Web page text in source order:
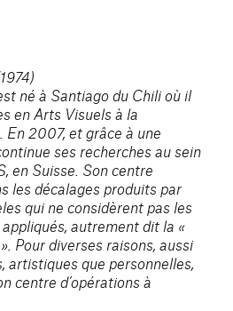
né à Santiago du Chili où il
en Arts Visuels à la
En 2007, et grâce à une
ses recherches au sein
en Suisse. Son centre
les décalages produits par
qui ne considèrent pas les
autrement dit la «
Pour diverses raisons, aussi
artistiques que personnelles,
centre d’opérations à